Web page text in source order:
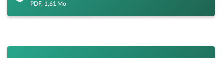
PDF, 1,61 Mo